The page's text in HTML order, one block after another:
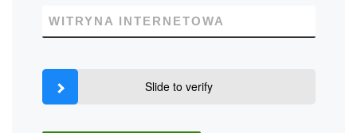
WITRYNA INTERNETOWA
Slide to verify